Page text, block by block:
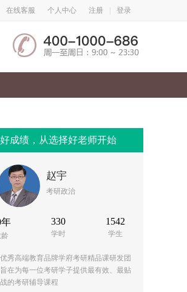
在线客服 个人中心 注册 登录
好成绩，从选择好老师开始
赵宇
考研政治
年 330
学时
1542
学生
秀高端教育品牌学府考研精品课研发团
在为每一位考研学子提供最有效、最贴
的考研辅导课程(付海悦)2021考研英语